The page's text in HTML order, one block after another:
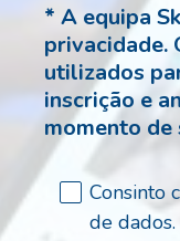
Question
Title
* A equipa
privacidade.
utilizados
inscrição e
momento de
Consinto
de dados.